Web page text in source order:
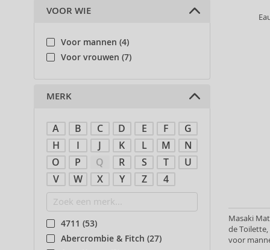
Masaki
de
voor
VOOR WIE
Voor mannen (4)
Voor vrouwen (7)
MERK
A B C D E F
G
H
I J K L M
N
O
P Q R S T
U
V
W X Y Z 4
4711 (53)
Abercrombie & Fitch (27)